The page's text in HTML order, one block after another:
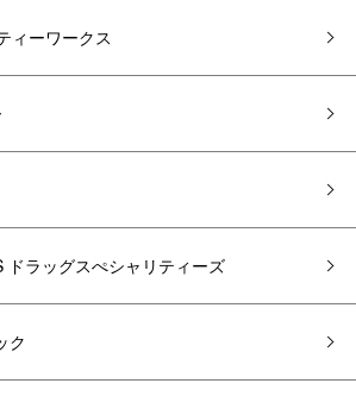
ィーワークス
ドラッグスぺシャリティーズ
ク